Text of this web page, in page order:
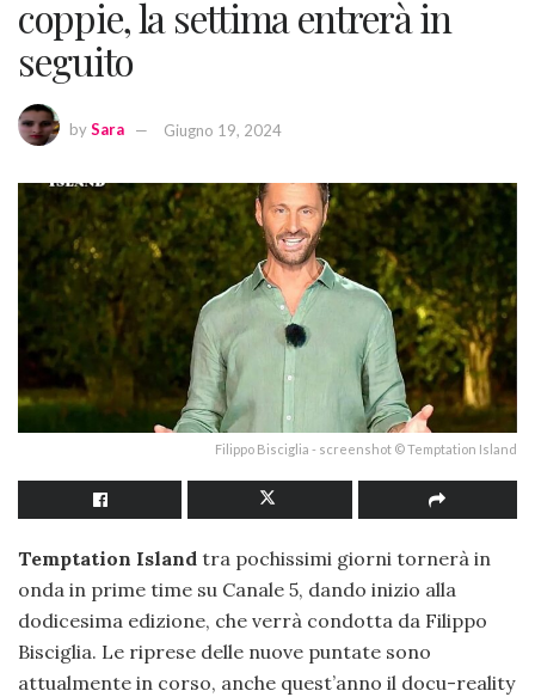
coppie, la settima entrerà in
seguito
bySara Giugno 19, 2024
Filippo Bisciglia - screenshot © Temptation Island
Temptation Island tra pochissimi giorni tornerà in
onda in prime time su Canale 5, dando inizio alla
dodicesima edizione, che verrà condotta da Filippo
Bisciglia. Le riprese delle nuove puntate sono
attualmente in corso, anche quest’anno il docu-reality